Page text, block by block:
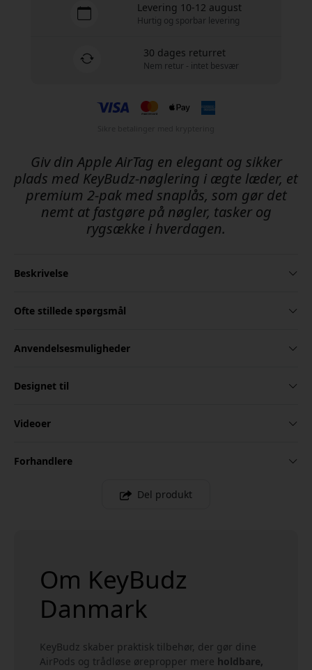
Levering 10-12 august
Hurtig og sporbar levering
30 dages returret
Nem retur - intet besvær
Giv din Apple AirTag en elegant og sikker
plads med KeyBudz-nøglering i ægte læder, et
premium 2-pak med snaplås, som gør det
nemt at fastgøre på nøgler, tasker og
rygsække i hverdagen.
Beskrivelse
Ofte stillede spørgsmål
Anvendelsesmuligheder
Designet til
Videoer
Forhandlere
Del produkt
Om KeyBudz
Danmark
KeyBudz skaber praktisk tilbehør, der gør dine
AirPods og trådløse ørepropper mere holdbare,